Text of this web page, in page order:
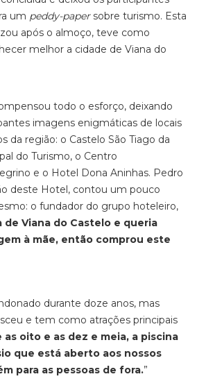
um peddy-papersobre turismo. Esta
após o almoço, teve como
melhor a cidade de Viana do
todo o esforço, deixando
imagens enigmáticas de locais
da região: o Castelo São Tiago da
do Turismo, o Centro
e o Hotel Dona Aninhas. Pedro
deste Hotel, contou um pouco
o fundador do grupo hoteleiro,
de Viana do Castelo e queria
à mãe, então comprou este
durante doze anos, mas
e tem como atrações principais
oito e as dez e meia, a piscina
que está aberto aos nossos
para as pessoas de fora.”